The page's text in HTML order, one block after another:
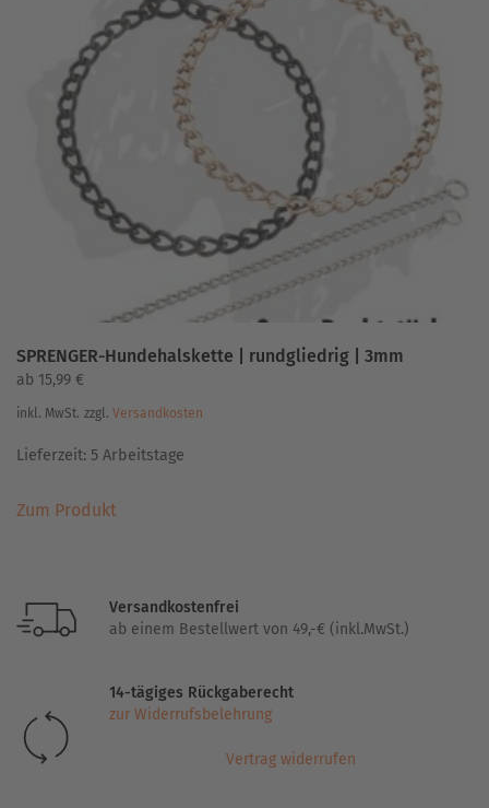
Varianten
auf.
Optionen
gewählt
werden
SPRENGER-Hundehalskette | rundgliedrig | 3mm
ab 15,99 €
inkl. MwSt. zzgl. Versandkosten
Lieferzeit: 5 Arbeitstage
Zum ProduktProdukt
auf.
können
auf
Versandkostenfrei
ab einem Bestellwert von 49,-€ (inkl.MwSt.)
14-tägiges Rückgaberecht
zur Widerrufsbelehrung
Vertrag widerrufen